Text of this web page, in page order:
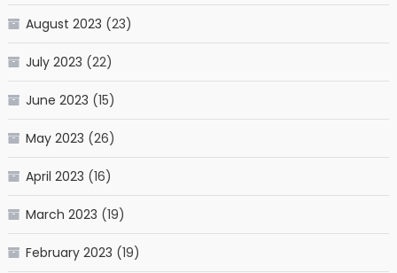
August 2023 (23)
July 2023 (22)
June 2023 (15)
May 2023 (26)
April 2023 (16)
March 2023 (19)
February 2023 (19)